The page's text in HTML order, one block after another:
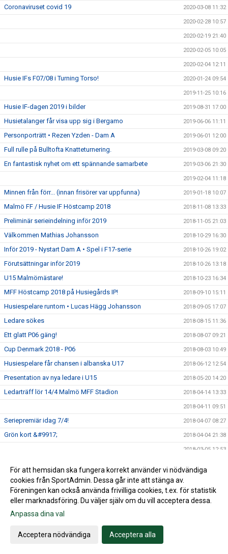
Coronaviruset covid 19 2020-03-08 11:32
2020-02-28 10:57
2020-02-19 21:40
2020-02-05 10:05
2020-02-04 12:11
Husie IFs F07/08 i Turning Torso! 2020-01-24 09:54
2019-11-25 10:16
Husie IF-dagen 2019 i bilder 2019-08-31 17:00
Husietalanger får visa upp sig i Bergamo 2019-06-06 11:11
Personporträtt • Rezen Yzden - Dam A 2019-06-01 12:00
Full rulle på Bulltofta Knatteturnering. 2019-03-08 09:20
En fantastisk nyhet om ett spännande samarbete 2019-03-06 21:30
2019-02-04 11:18
Minnen från förr... (innan frisörer var uppfunna) 2019-01-18 10:07
Malmö FF / Husie IF Höstcamp 2018 2018-11-08 13:33
Preliminär serieindelning inför 2019 2018-11-05 21:03
Välkommen Mathias Johansson 2018-10-29 16:30
Inför 2019 - Nystart Dam A • Spel i F17-serie 2018-10-26 19:02
Förutsättningar inför 2019 2018-10-26 13:18
U15 Malmömästare! 2018-10-23 16:34
MFF Höstcamp 2018 på Husiegårds IP! 2018-09-10 15:11
Husiespelare runtom • Lucas Hägg Johansson 2018-09-05 17:07
Ledare sökes 2018-08-15 11:36
Ett glatt P06 gäng! 2018-08-07 09:21
Cup Denmark 2018 - P06 2018-08-03 10:49
Husiespelare får chansen i albanska U17 2018-06-12 12:54
Presentation av nya ledare i U15 2018-05-20 14:20
Ledarträff lör 14/4 Malmö MFF Stadion 2018-04-14 13:33
2018-04-11 09:51
Seriepremiär idag 7/4! 2018-04-07 08:27
Grön kort &#9917; 2018-04-04 21:38
2018-03-05 12:53
U15 vinner Skånecupen! 2018-01-05 12:01
För att hemsidan ska fungera korrekt använder vi nödvändiga
cookies från SportAdmin. Dessa går inte att stänga av.
Föreningen kan också använda frivilliga cookies, t.ex. för statistik
eller marknadsföring. Du väljer själv om du vill acceptera dessa.
Anpassa dina val
Acceptera nödvändiga Acceptera alla